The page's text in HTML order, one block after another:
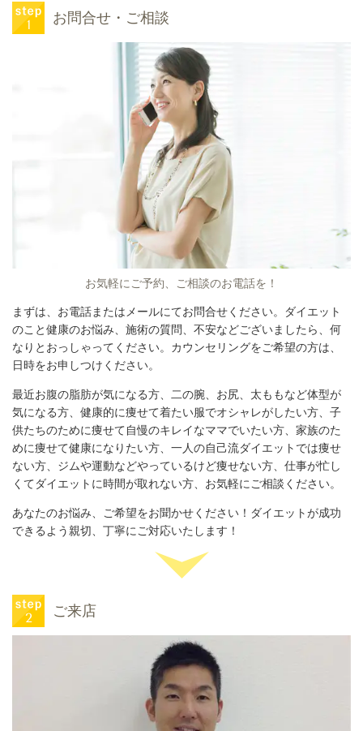
お問合せ・ご相談
お気軽にご予約、ご相談のお電話を！
まずは、お電話またはメールにてお問合せください。ダイエット
のこと健康のお悩み、施術の質問、不安などございましたら、何
なりとおっしゃってください。カウンセリングをご希望の方は、
日時をお申しつけください。
最近お腹の脂肪が気になる方、二の腕、お尻、太ももなど体型が
気になる方、健康的に痩せて着たい服でオシャレがしたい方、子
供たちのために痩せて自慢のキレイなママでいたい方、家族のた
めに痩せて健康になりたい方、一人の自己流ダイエットでは痩せ
ない方、ジムや運動などやっているけど痩せない方、仕事が忙し
くてダイエットに時間が取れない方 、お気軽にご相談ください。
あなたのお悩み、ご希望をお聞かせください！ダイエットが成功
できるよう親切、丁寧にご対応いたします！
ご来店